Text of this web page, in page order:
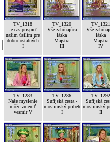
TV_1318
Je čas prispieť
našim úsilím pre
dobro ostatných
I
TV_1320
Vše zahŕňajúca
láska
Majstra
III
TV_1321
Vše
láska
Majstra
IV
TV_1283
Naše myslenie
môže zmeniť
vesmír V
TV_1286
Sufijská cesta -
moslimský pribeh
I
TV_1292
Sufijská
moslimský
II